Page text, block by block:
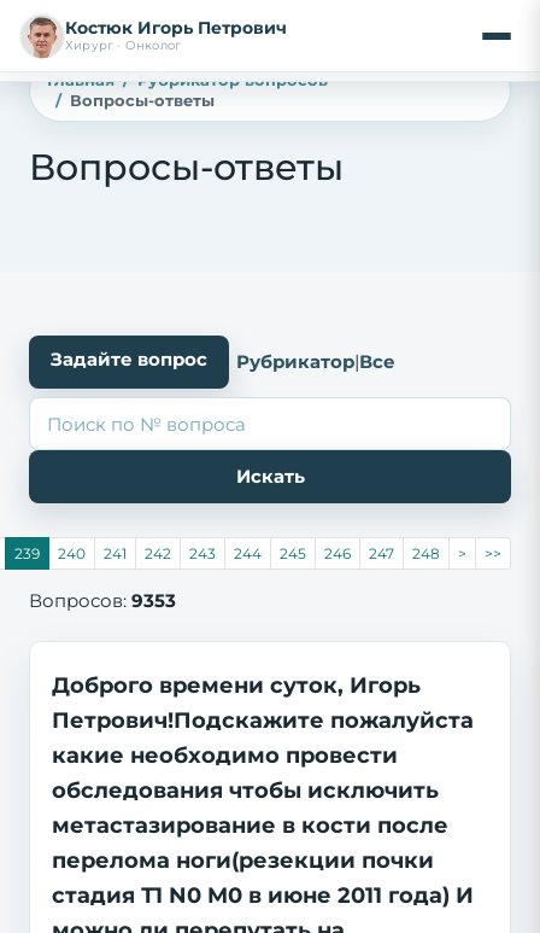
Костюк Игорь Петрович
Хирург · Онколог
Главная
Рубрикатор вопросов
Вопросы-ответы
Вопросы-ответы
Задайте вопрос Рубрикатор|Все
239 240 241 242 243 244 245 246 247 248 > >>
Вопросов: 9353
Доброго времени суток, Игорь
Петрович!Подскажите пожалуйста
какие необходимо провести
обследования чтобы исключить
метастазирование в кости после
перелома ноги(резекции почки
стадия Т1 N0 M0 в июне 2011 года) И